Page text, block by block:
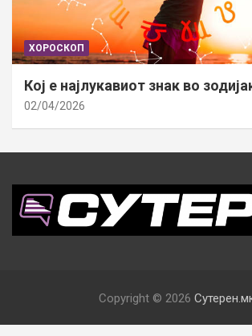
ХОРОСКОП
Кој е најлукавиот знак во
02/04/2026
Copyright © 2026